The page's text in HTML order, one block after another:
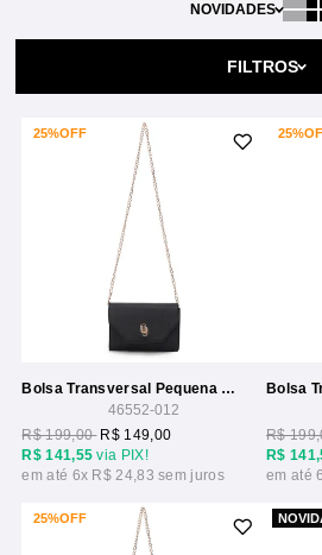
NOVIDADES
FILTROS
25%OFF
Bolsa Transversal Pequena Com Alca Corrente
46552-012
R$ 141,55 via PIX!
R$ 199,00 R$ 149,00
6x R$ 24,83
25%
R$
R$
25%OFF